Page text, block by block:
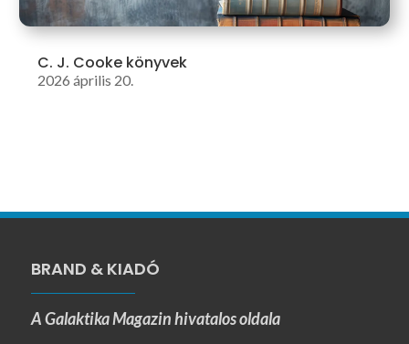
C. J. Cooke könyvek
2026 április 20.
BRAND & KIADÓ
A Galaktika Magazin hivatalos oldala